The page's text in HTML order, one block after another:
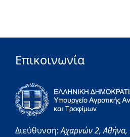
Επικοινωνία
Διεύθυνση:Αχαρνών 2,Αθήνα,